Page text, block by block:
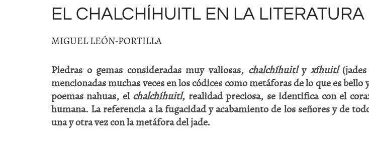
EL CHALCHÍHUITL EN LA
MIGUEL LEÓN-PORTILLA
Piedras o gemas consideradas muy valiosas, chalchíhuitly xíhuitl(jades
mencionadas muchas veces en los códices como metáforas de lo que es bello
poemas nahuas, el chalchíhuitl, realidad preciosa, se identifica con el
humana. La referencia a la fugacidad y acabamiento de los señores y de
una y otra vez con la metáfora del jade.